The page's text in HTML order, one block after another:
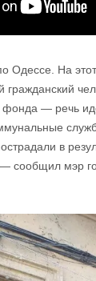
Одессе. На
гражданский
— речь
в
— сообщил мэр